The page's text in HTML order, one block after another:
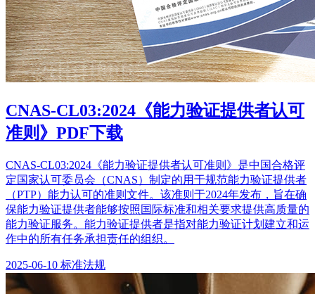
CNAS-CL03:2024《能力验证提供者认可
准则》PDF下载
CNAS-CL03:2024《能力验证提供者认可准则》是中国合格评
定国家认可委员会（CNAS）制定的用于规范能力验证提供者
（PTP）能力认可的准则文件。该准则于2024年发布，旨在确
保能力验证提供者能够按照国际标准和相关要求提供高质量的
能力验证服务。能力验证提供者是指对能力验证计划建立和运
作中的所有任务承担责任的组织。
2025-06-10 标准法规